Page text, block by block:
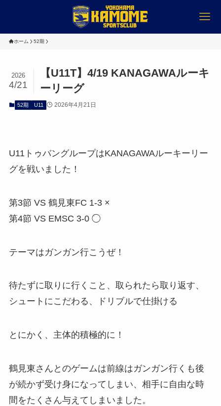
ホーム 52期
【U11T】4/19 KANAGAWAルーキ
ーリーグ
2026
4/21
52期 U11 2026年4月21日
U11トゥバングループはKANAGAWAルーキーリー
グを戦いました！
第3節 VS 鶴見東FC 1-3 ×
第4節 VS EMSC 3-0 ◯
テーマはガンガン行こうぜ！
待たずに取りに行くこと、取られたら取り返す、
シュートにこだわる、ドリブルで仕掛ける
とにかく、主体的積極的に！
鶴見東さんとのゲームは前線はガンガン行くも後
が続かず受け身になってしまい、相手に自由な時
間をたくさん与えてしまいました。